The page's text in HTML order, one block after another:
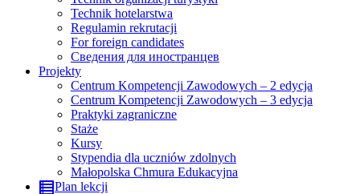
Technik hotelarstwa
Regulamin rekrutacji
For foreign candidates
Сведения для иностранцев
Projekty
Centrum Kompetencji Zawodowych – 2 edycja
Centrum Kompetencji Zawodowych – 3 edycja
Praktyki zagraniczne
Staże
Kursy
Stypendia dla uczniów zdolnych
Małopolska Chmura Edukacyjna
Plan lekcji